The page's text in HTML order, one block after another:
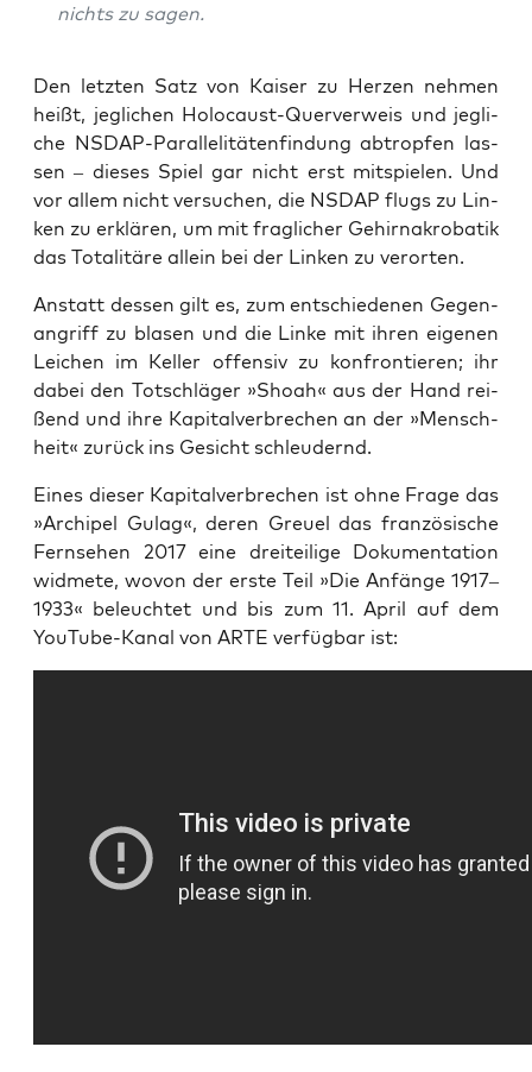
nichts zu sagen.
Den letz­ten Satz von Kai­ser zu Her­zen neh­men
heißt, jeg­li­chen Holo­caust-Quer­ver­weis und jeg­li­
che NSDAP-Par­al­le­li­tä­ten­fin­dung abtrop­fen las­
sen – die­ses Spiel gar nicht erst mit­spie­len. Und
vor allem nicht ver­su­chen, die NSDAP flugs zu Lin­
ken zu erklä­ren, um mit frag­li­cher Gehirn­akro­ba­tik
das Tota­li­tä­re allein bei der Lin­ken zu verorten.
Anstatt des­sen gilt es, zum ent­schie­de­nen Gegen­
an­griff zu bla­sen und die Lin­ke mit ihren eige­nen
Lei­chen im Kel­ler offen­siv zu kon­fron­tie­ren; ihr
dabei den Tot­schlä­ger »Sho­ah« aus der Hand rei­
ßend und ihre Kapi­tal­ver­bre­chen an der »Mensch­
heit« zurück ins Gesicht schleudernd.
Eines die­ser Kapi­tal­ver­bre­chen ist ohne Fra­ge das
»Archi­pel Gulag«, deren Greu­el das fran­zö­si­sche
Fern­se­hen 2017 eine drei­tei­li­ge Doku­men­ta­ti­on
wid­me­te, wovon der ers­te Teil »Die Anfän­ge 1917–
1933« beleuch­tet und bis zum 11. April auf dem
You­Tube-Kanal von ARTE ver­füg­bar ist: